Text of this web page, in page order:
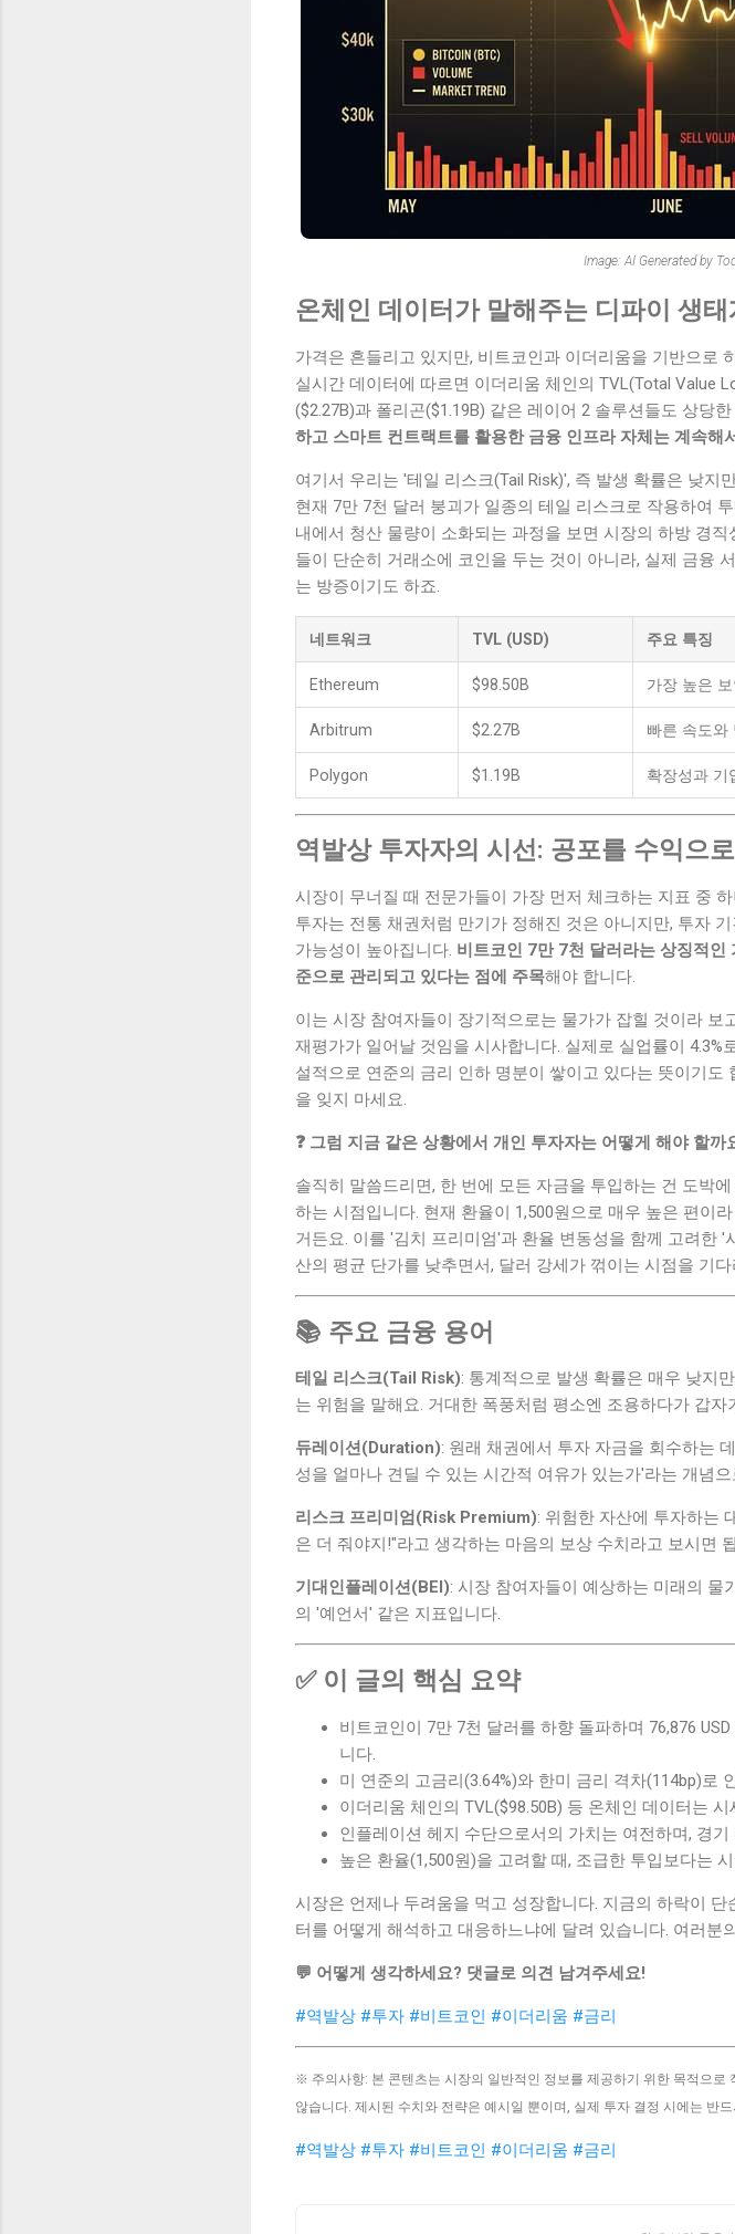
Image: AI Generated by
온체인 데이터가 말해주는 디파이 생
가격은 흔들리고 있지만, 비트코인과 이더리움을 기반으로
실시간 데이터에 따르면 이더리움 체인의 TVL(Total Value
($2.27B)과 폴리곤($1.19B) 같은 레이어 2 솔루션들도 상당
하고 스마트 컨트랙트를 활용한 금융 인프라 자체는 계속해
여기서 우리는 '테일 리스크(Tail Risk)', 즉 발생 확률은 낮
현재 7만 7천 달러 붕괴가 일종의 테일 리스크로 작용하여
내에서 청산 물량이 소화되는 과정을 보면 시장의 하방 경
들이 단순히 거래소에 코인을 두는 것이 아니라, 실제 금융
는 방증이기도 하죠.
네트워크 TVL (USD) 주요 특징
Ethereum $98.50B 가장 높은
Arbitrum $2.27B 빠른 속도와
Polygon $1.19B 확장성과 기
역발상 투자자의 시선: 공포를 수익으
시장이 무너질 때 전문가들이 가장 먼저 체크하는 지표 중
투자는 전통 채권처럼 만기가 정해진 것은 아니지만, 투자
가능성이 높아집니다. 비트코인 7만 7천 달러라는 상징적
준으로 관리되고 있다는 점에 주목해야 합니다.
이는 시장 참여자들이 장기적으로는 물가가 잡힐 것이라
재평가가 일어날 것임을 시사합니다. 실제로 실업률이
설적으로 연준의 금리 인하 명분이 쌓이고 있다는 뜻이기
을 잊지 마세요.
❓ 그럼 지금 같은 상황에서 개인 투자자는 어떻게 해야 할까
솔직히 말씀드리면, 한 번에 모든 자금을 투입하는 건 도박
하는 시점입니다. 현재 환율이 1,500원으로 매우 높은 편이
거든요. 이를 '김치 프리미엄'과 환율 변동성을 함께 고려한
산의 평균 단가를 낮추면서, 달러 강세가 꺾이는 시점을 기
📚 주요 금융 용어
테일 리스크(Tail Risk): 통계적으로 발생 확률은 매우 낮지
는 위험을 말해요. 거대한 폭풍처럼 평소엔 조용하다가 갑
듀레이션(Duration): 원래 채권에서 투자 자금을 회수하는
성을 얼마나 견딜 수 있는 시간적 여유가 있는가'라는 개념
리스크 프리미엄(Risk Premium): 위험한 자산에 투자하는
은 더 줘야지!"라고 생각하는 마음의 보상 수치라고 보시면
기대인플레이션(BEI): 시장 참여자들이 예상하는 미래의 물
의 '예언서' 같은 지표입니다.
✅ 이 글의 핵심 요약
비트코인이 7만 7천 달러를 하향 돌파하며 76,876
니다.
미 연준의 고금리(3.64%)와 한미 금리 격차(114bp)로
이더리움 체인의 TVL($98.50B) 등 온체인 데이터는
인플레이션 헤지 수단으로서의 가치는 여전하며, 경
높은 환율(1,500원)을 고려할 때, 조급한 투입보다는
시장은 언제나 두려움을 먹고 성장합니다. 지금의 하락이
터를 어떻게 해석하고 대응하느냐에 달려 있습니다. 여러분
💬 어떻게 생각하세요? 댓글로 의견 남겨주세요!
#역발상 #투자 #비트코인 #이더리움 #금리
※ 주의사항: 본 콘텐츠는 시장의 일반적인 정보를 제공하기 위한 목적으로
않습니다. 제시된 수치와 전략은 예시일 뿐이며, 실제 투자 결정 시에는 반
#역발상 #투자 #비트코인 #이더리움 #금리